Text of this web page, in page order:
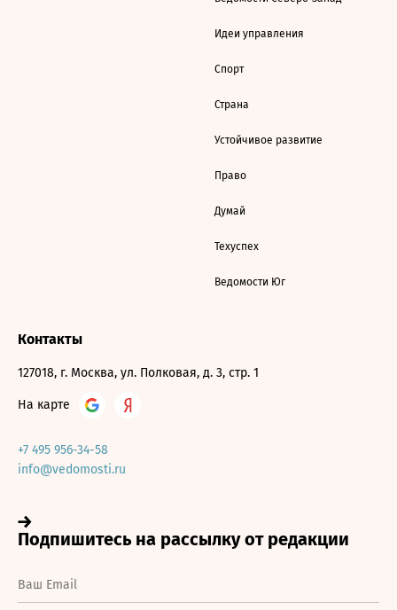
Идеи управления
Спорт
Страна
Устойчивое развитие
Право
Думай
Техуспех
Ведомости Юг
Контакты
127018, г. Москва, ул. Полковая, д. 3, стр. 1
На карте
+7 495 956-34-58
info@vedomosti.ru